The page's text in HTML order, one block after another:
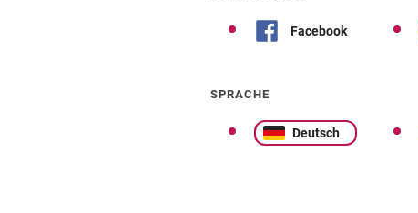
Facebook
SPRACHE
Deutsch